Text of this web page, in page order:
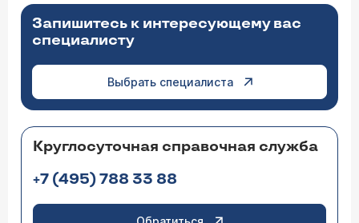
Запишитесь к интересующему вас
специалисту
Выбрать специалиста
Круглосуточная справочная служба
+7 (495) 788 33 88